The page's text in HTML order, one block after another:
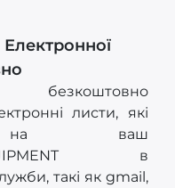
листи, які
на ваш
в
такі як gmail,